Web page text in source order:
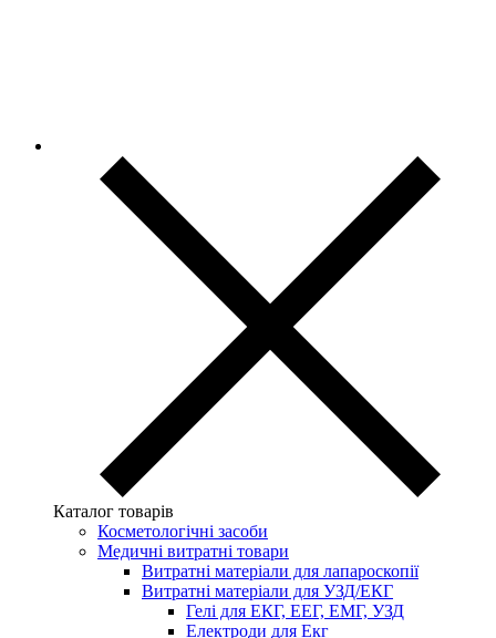
Каталог товарів
Косметологічні засоби
Медичні витратні товари
Витратні матеріали для лапароскопії
Витратні матеріали для УЗД/ЕКГ
Гелі для ЕКГ, ЕЕГ, ЕМГ, УЗД
Електроди для Екг